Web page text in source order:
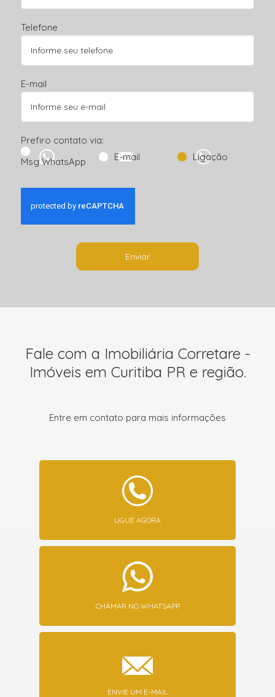
Telefone
E-mail
Prefiro contato via:
Msg WhatsApp
E-mail Ligação
Enviar
Fale com a Imobiliária Corretare -
Imóveis em Curitiba PR e região.
Entre em contato para mais informações
LIGUE AGORA
CHAMAR NO WHATSAPP
ENVIE UM E-MAIL